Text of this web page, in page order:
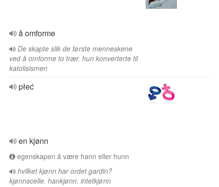
å omforme
De skapte slik de første menneskene
ved å omforme to trær. hun konverterte til
katolisismen
płeć
en kjønn
egenskapen å være hann eller hunn
hvilket kjønn har ordet gardin?
kjønnscelle. hankjønn. intetkjønn